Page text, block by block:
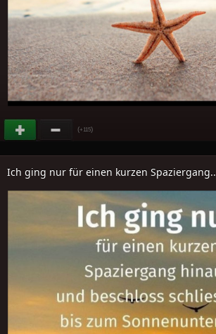
(+115)
Ich ging nur für einen kurzen Spaziergang..